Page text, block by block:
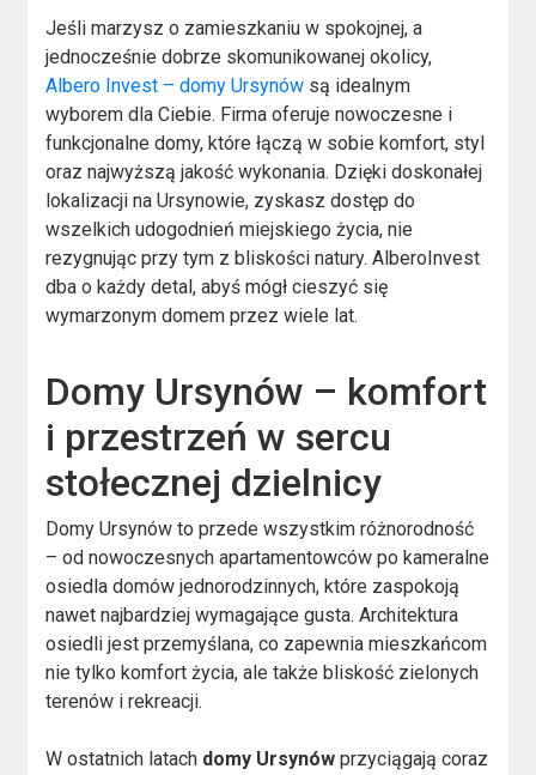
Jeśli marzysz o zamieszkaniu w spokojnej, a
jednocześnie dobrze skomunikowanej okolicy,
Albero Invest – domy Ursynów są idealnym
wyborem dla Ciebie. Firma oferuje nowoczesne i
funkcjonalne domy, które łączą w sobie komfort, styl
oraz najwyższą jakość wykonania. Dzięki doskonałej
lokalizacji na Ursynowie, zyskasz dostęp do
wszelkich udogodnień miejskiego życia, nie
rezygnując przy tym z bliskości natury. AlberoInvest
dba o każdy detal, abyś mógł cieszyć się
wymarzonym domem przez wiele lat.
Domy Ursynów – komfort
i przestrzeń w sercu
stołecznej dzielnicy
Domy Ursynów to przede wszystkim różnorodność
– od nowoczesnych apartamentowców po kameralne
osiedla domów jednorodzinnych, które zaspokoją
nawet najbardziej wymagające gusta. Architektura
osiedli jest przemyślana, co zapewnia mieszkańcom
nie tylko komfort życia, ale także bliskość zielonych
terenów i rekreacji.
W ostatnich latach domy Ursynów przyciągają coraz